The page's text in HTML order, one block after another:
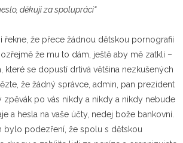
děkuji za spolupráci“
řekne, že přece žádnou dětskou pornografii
že mu to dám, ještě aby mě zatkli –
které se dopustí drtivá většina nezkušených
že žádný správce, admin, pan prezident
zpěvák po vás nikdy a nikdy a nikdy nebude
a hesla na vaše účty, nedej bože bankovní.
bylo podezření, že spolu s dětskou